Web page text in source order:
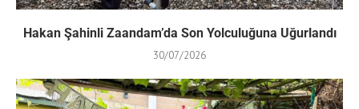
Hakan Şahinli Zaandam’da Son Yolculuğuna Uğurlandı
30/07/2026